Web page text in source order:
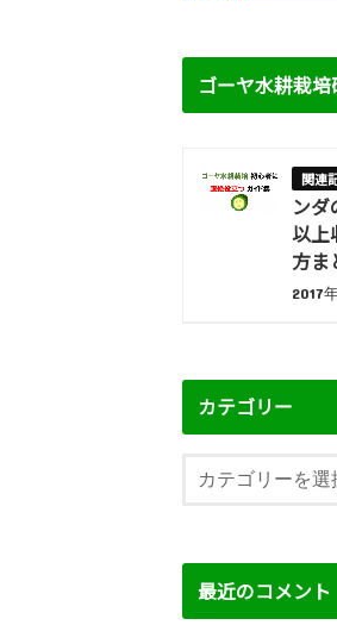
ゴーヤ水耕栽
ンダ
以上
方ま
2017
カテゴリー
最近のコメント